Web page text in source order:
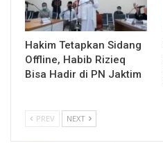
Hakim Tetapkan Sidang
Offline, Habib Rizieq
Bisa Hadir di PN Jaktim
PREV NEXT